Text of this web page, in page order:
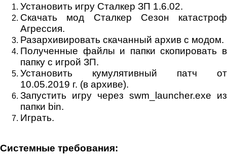
Установить игру Сталкер ЗП 1.6.02.
Скачать мод Сталкер Сезон катастроф
Агрессия.
Разархивировать скачанный архив с модом.
Полученные файлы и папки скопировать в
папку с игрой ЗП.
Установить кумулятивный патч от
10.05.2019 г. (в архиве).
Запустить игру через swm_launcher.exe из
папки bin.
Играть.
Системные требования: